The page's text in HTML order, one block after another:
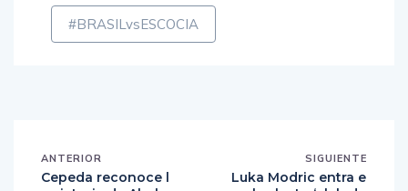
#BRASILvsESCOCIA
ANTERIOR
Cepeda reconoce l
SIGUIENTE
Luka Modric entra e